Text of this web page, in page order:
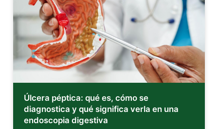
Úlcera péptica: qué es, cómo se
diagnostica y qué significa verla en una
endoscopia digestiva